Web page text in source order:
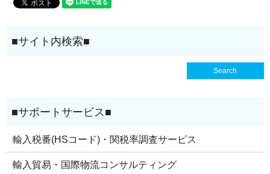
輸入税番(HSコード)・関税率調査サービス
輸入貿易・国際物流コンサルティング